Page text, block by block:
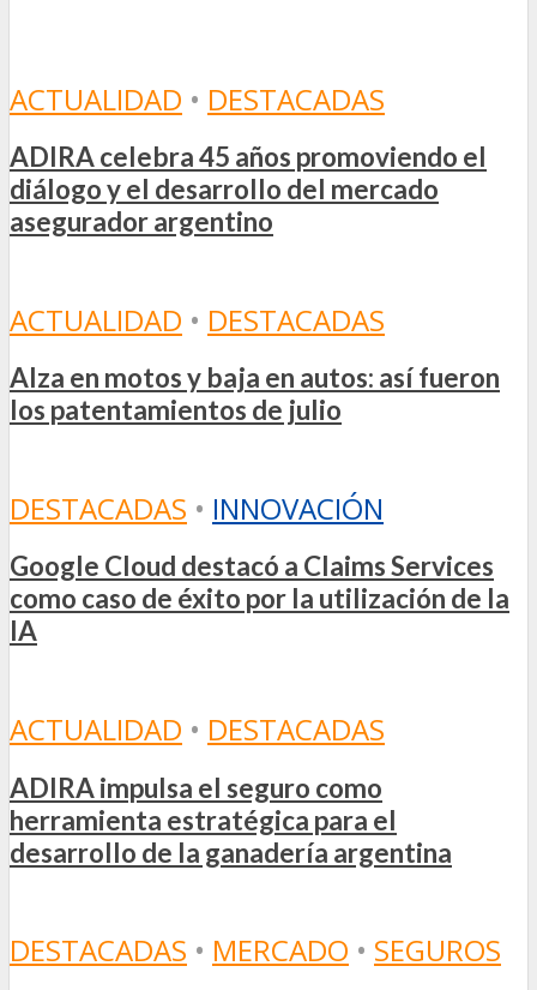
ACTUALIDAD • DESTACADAS
ADIRA celebra 45 años promoviendo el
diálogo y el desarrollo del mercado
asegurador argentino
ACTUALIDAD • DESTACADAS
Alza en motos y baja en autos: así fueron
los patentamientos de julio
DESTACADAS • INNOVACIÓN
Google Cloud destacó a Claims Services
como caso de éxito por la utilización de la
IA
ACTUALIDAD • DESTACADAS
ADIRA impulsa el seguro como
herramienta estratégica para el
desarrollo de la ganadería argentina
DESTACADAS • MERCADO • SEGUROS